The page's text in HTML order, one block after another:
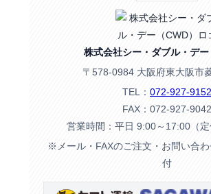
株式会社シー・ダブル・デー
〒578-0984 大阪府東大阪市
TEL： 072-927-9152
FAX：072-927-9042
営業時間：平日 9:00～17:00（定
※メール・FAXのご注文・お問い合
付